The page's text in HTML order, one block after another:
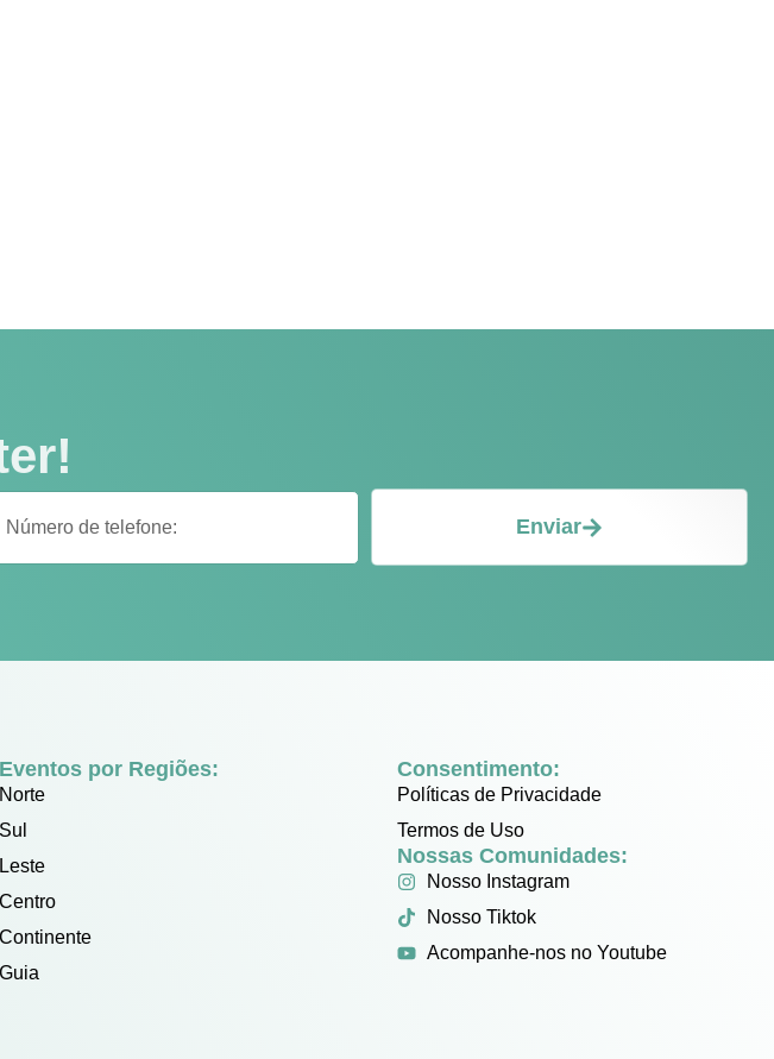
Enviar
Eventos por Regiões:
Norte
Sul
Leste
Centro
Continente
Guia
Consentimento:
Políticas de Privacidade
Termos de Uso
Nossas Comunidades:
Nosso Instagram
Nosso Tiktok
Acompanhe-nos no Youtube